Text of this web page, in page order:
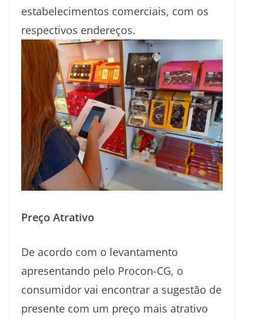
estabelecimentos comerciais, com os
respectivos endereços.
Preço Atrativo
De acordo com o levantamento
apresentando pelo Procon-CG, o
consumidor vai encontrar a sugestão de
presente com um preço mais atrativo